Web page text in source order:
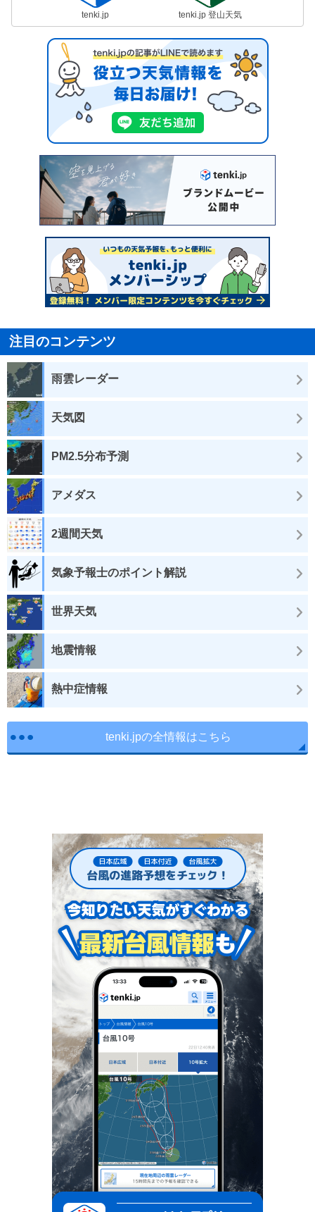
tenki.jp tenki.jp 登山天気
注目のコンテンツ
雨雲レーダー
天気図
PM2.5分布予測
アメダス
2週間天気
気象予報士のポイント解説
世界天気
地震情報
熱中症情報
tenki.jpの全情報はこちら